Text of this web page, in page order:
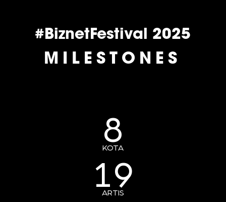
#BiznetFestival 2025
MILESTONES
8
KOTA
19
ARTIS